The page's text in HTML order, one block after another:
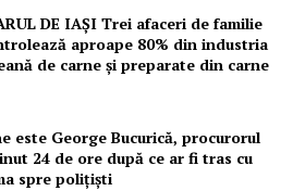
DE IAȘI Trei afaceri de familie
aproape 80% din industria
de carne și preparate din carne
este George Bucurică, procurorul
24 de ore după ce ar fi tras cu
spre polițiști